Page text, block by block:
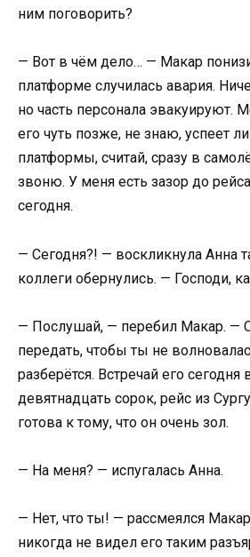
ним поговорить?
— Вот в чём дело… — Макар
платформе случилась авария.
но часть персонала эвакуируют.
его чуть позже, не знаю, успеет
платформы, считай, сразу в
звоню. У меня есть зазор до
сегодня.
— Сегодня?! — воскликнула Анна
коллеги обернулись. — Господи,
— Послушай, — перебил Макар. —
передать, чтобы ты не
разберётся. Встречай его сегодня
девятнадцать сорок, рейс из
готова к тому, что он очень зол.
— На меня? — испугалась Анна.
— Нет, что ты! — рассмеялся
никогда не видел его таким